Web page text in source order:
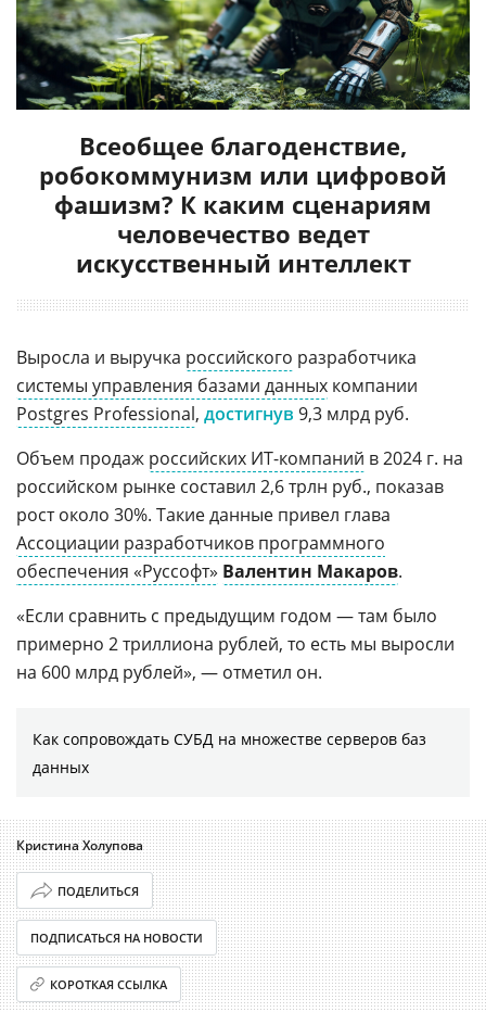
Всеобщее благоденствие,
робокоммунизм или цифровой
фашизм? К каким сценариям
человечество ведет
искусственный интеллект
Выросла и выручка российского разработчика
системы управления базами данных компании
Postgres Professional, достигнув 9,3 млрд руб.
Объем продаж российских ИТ-компаний в 2024 г. на
российском рынке составил 2,6 трлн руб., показав
рост около 30%. Такие данные привел глава
Ассоциации разработчиков программного
обеспечения «Руссофт» Валентин Макаров.
«Если сравнить с предыдущим годом — там было
примерно 2 триллиона рублей, то есть мы выросли
на 600 млрд рублей», — отметил он.
Как сопровождать СУБД на множестве серверов баз
данных
Кристина Холупова
ПОДЕЛИТЬСЯ
ПОДПИСАТЬСЯ НА НОВОСТИ
КОРОТКАЯ ССЫЛКА